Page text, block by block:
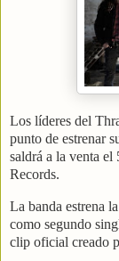
Los líderes del
punto de estrenar
saldrá a la venta
Records.
La banda estrena
como segundo
clip oficial creado